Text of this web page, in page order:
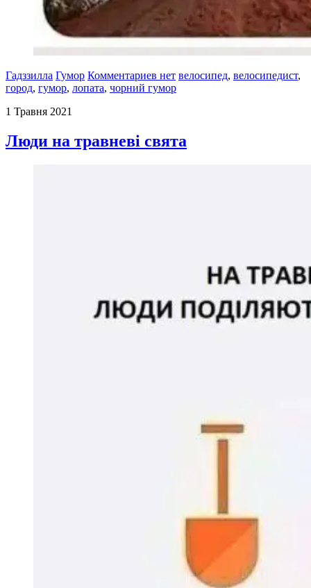
Гадззилла Гумор Комментариев нет велосипед, велосипедист,
город, гумор, лопата, чорний гумор
1 Травня 2021
Люди на травневі свята